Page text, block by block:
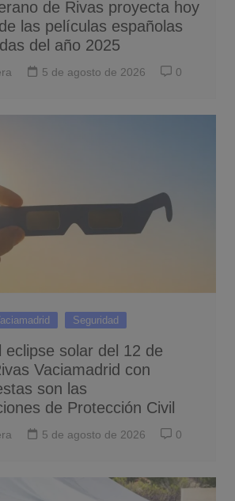
de Rivas proyecta hoy
de las películas españolas
del año 2025
5 de agosto de 2026 0
Seguridad
eclipse solar del 12 de
Vaciamadrid con
son las
de Protección Civil
5 de agosto de 2026 0